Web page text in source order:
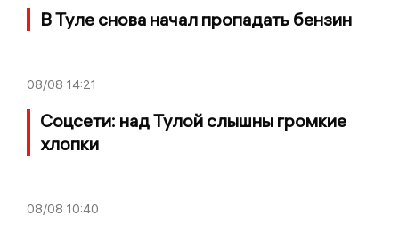
В Туле снова начал пропадать бензин
08/08 14:21
Соцсети: над Тулой слышны громкие
хлопки
08/08 10:40